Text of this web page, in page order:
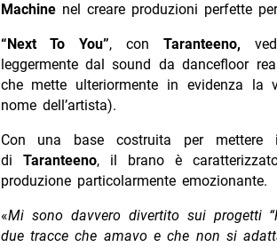
Machinenel creare produzioni perfette
“Next To You”, conTaranteeno,
leggermente dal sound da dancefloor
che mette ulteriormente in evidenza la
nome dell’artista).
Con una base costruita per
di Taranteeno, il brano è
produzione particolarmente emozionante.
«Mi sono davvero divertito sui progetti
due tracce che amavo e che non si